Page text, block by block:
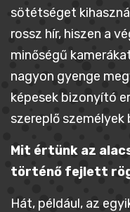
sötétséget
rossz hír, hiszen a
minőségű
nagyon gyenge
képesek bizonyító
szereplő
Mit értünk az
történő fejlett
Hát, például, az